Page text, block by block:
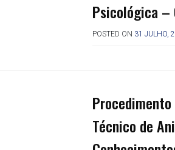
Psicológica –
POSTED ON 31 JULHO,
Técnico de